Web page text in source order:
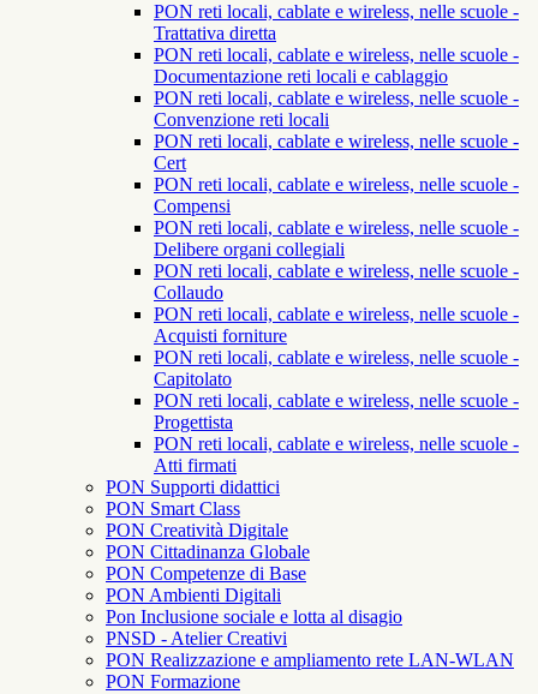
PON reti locali, cablate e wireless, nelle scuole -
Trattativa diretta
PON reti locali, cablate e wireless, nelle scuole -
Documentazione reti locali e cablaggio
PON reti locali, cablate e wireless, nelle scuole -
Convenzione reti locali
PON reti locali, cablate e wireless, nelle scuole -
Cert
PON reti locali, cablate e wireless, nelle scuole -
Compensi
PON reti locali, cablate e wireless, nelle scuole -
Delibere organi collegiali
PON reti locali, cablate e wireless, nelle scuole -
Collaudo
PON reti locali, cablate e wireless, nelle scuole -
Acquisti forniture
PON reti locali, cablate e wireless, nelle scuole -
Capitolato
PON reti locali, cablate e wireless, nelle scuole -
Progettista
PON reti locali, cablate e wireless, nelle scuole -
Atti firmati
PON Supporti didattici
PON Smart Class
PON Creatività Digitale
PON Cittadinanza Globale
PON Competenze di Base
PON Ambienti Digitali
Pon Inclusione sociale e lotta al disagio
PNSD - Atelier Creativi
PON Realizzazione e ampliamento rete LAN-WLAN
PON Formazione